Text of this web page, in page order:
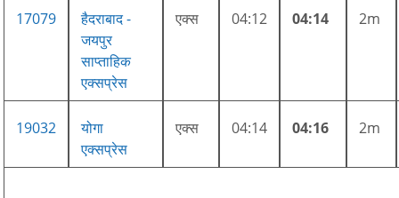
17079
हैदराबाद -
जयपुर
साप्ताहिक
एक्सप्रेस
एक्स 04:12 04:14 2m
19032
योगा
एक्सप्रेस
एक्स 04:14 04:16 2m